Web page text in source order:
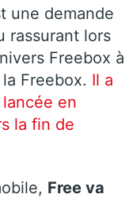
une demande
rassurant lors
Freebox à
Freebox. Il a
en
la fin de
Free va